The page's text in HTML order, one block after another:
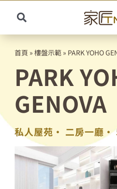
content
Toggle
Navigation
Search
for:
首頁 »樓盤示範 » PARK YOHO
PARK
GENOVA
私人屋苑• 二房一廳•